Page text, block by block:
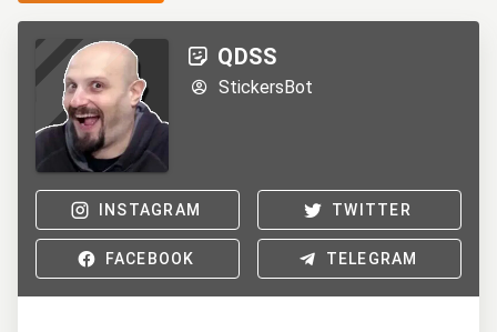
QDSS
StickersBot
INSTAGRAM TWITTER
FACEBOOK TELEGRAM